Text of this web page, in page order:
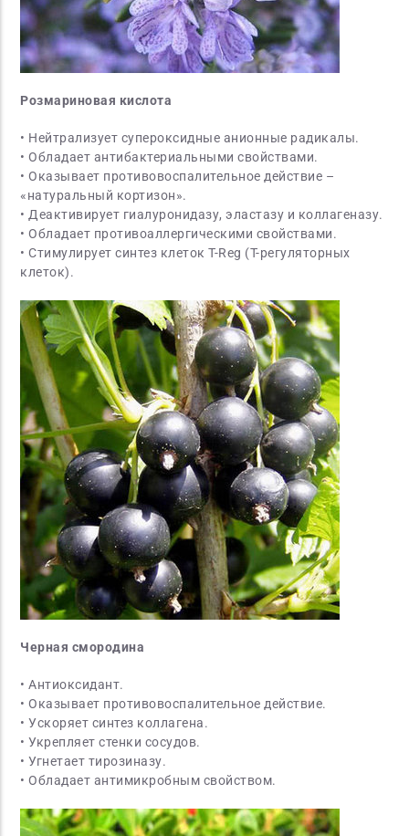
Розмариновая кислота
• Нейтрализует супероксидные анионные радикалы.
• Обладает антибактериальными свойствами.
• Оказывает противовоспалительное действие –
«натуральный кортизон».
• Деактивирует гиалуронидазу, эластазу и коллагеназу.
• Обладает противоаллергическими свойствами.
• Стимулирует синтез клеток T-Reg (T-регуляторных
клеток).
Черная смородина
• Антиоксидант.
• Оказывает противовоспалительное действие.
• Ускоряет синтез коллагена.
• Укрепляет стенки сосудов.
• Угнетает тирозиназу.
• Обладает антимикробным свойством.